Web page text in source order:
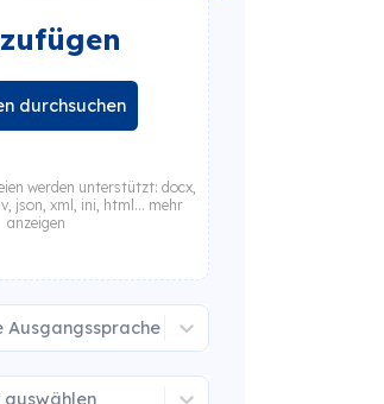
durchsuchen
werden unterstützt: docx,
json, xml, ini, html... mehr
anzeigen
Ausgangssprache